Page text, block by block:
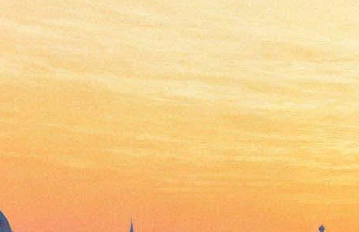
Обнародованы российские
предпочтения на "Оскар"
18 февраля 2016, Версия для печати